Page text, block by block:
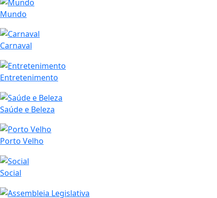
Mundo
Carnaval
Entretenimento
Saúde e Beleza
Porto Velho
Social